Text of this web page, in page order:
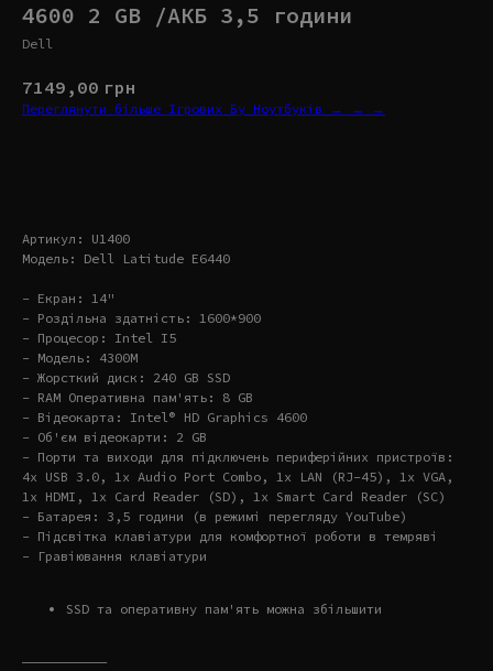
4600 2 GB /АКБ 3,5 години
Dell
7149,00 грн
Переглянути більше Ігрових Бу Ноутбуків → → →
Артикул: U1400
Модель: Dell Latitude E6440
- Екран: 14"
- Роздільна здатність: 1600*900
- Процесор: Intel I5
- Модель: 4300M
- Жорсткий диск: 240 GB SSD
- RAM Оперативна пам'ять: 8 GB
- Відеокарта: Intel® HD Graphics 4600
- Об'єм відеокарти: 2 GB
- Порти та виходи для підключень периферійних пристроїв:
4x USB 3.0, 1x Audio Port Combo, 1x LAN (RJ-45), 1x VGA,
1x HDMI, 1x Card Reader (SD), 1x Smart Card Reader (SC)
- Батарея: 3,5 години (в режимі перегляду YouTube)
- Підсвітка клавіатури для комфортної роботи в темряві
- Гравіювання клавіатури
SSD та оперативну пам'ять можна збільшити
———————————